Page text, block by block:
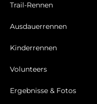
Trail-Rennen
Ausdauerrennen
Kinderrennen
Volunteers
Ergebnisse & Fotos